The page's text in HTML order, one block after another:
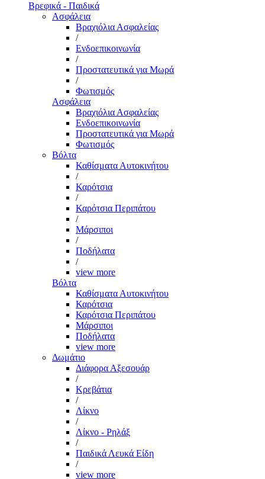
Βρεφικά - Παιδικά
Ασφάλεια
Βραχιόλια Ασφαλείας
/
Ενδοεπικοινωνία
/
Προστατευτικά για Μωρά
/
Φωτισμός
Ασφάλεια
Βραχιόλια Ασφαλείας
Ενδοεπικοινωνία
Προστατευτικά για Μωρά
Φωτισμός
Βόλτα
Καθίσματα Αυτοκινήτου
/
Καρότσια
/
Καρότσια Περιπάτου
/
Μάρσιποι
/
Ποδήλατα
/
view more
Βόλτα
Καθίσματα Αυτοκινήτου
Καρότσια
Καρότσια Περιπάτου
Μάρσιποι
Ποδήλατα
view more
Δωμάτιο
Διάφορα Αξεσουάρ
/
Κρεβάτια
/
Λίκνο
/
Λίκνο - Ρηλάξ
/
Παιδικά Λευκά Είδη
/
view more